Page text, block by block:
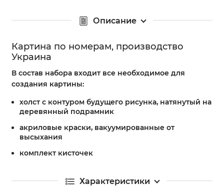
Описание
Картина по номерам, производство
Украина
В состав набора входит все необходимое для
создания картины:
холст с контуром будущего рисунка, натянутый на
деревянный подрамник
акриловые краски, вакуумированные от
высыхания
комплект кисточек
Характеристики